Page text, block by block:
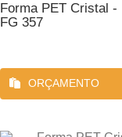
Forma PET Cristal -
FG 357
ORÇAMENTO